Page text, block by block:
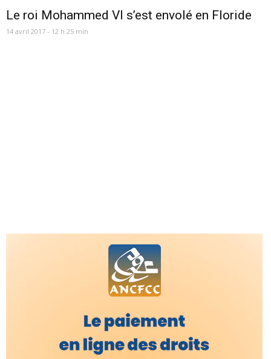
Le roi Mohammed VI s’est envolé en Floride
14 avril 2017 - 12 h 25 min